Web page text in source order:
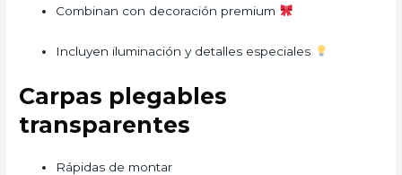
Combinan con decoración premium
Incluyen iluminación y detalles especiales
Carpas plegables
transparentes
Rápidas de montar